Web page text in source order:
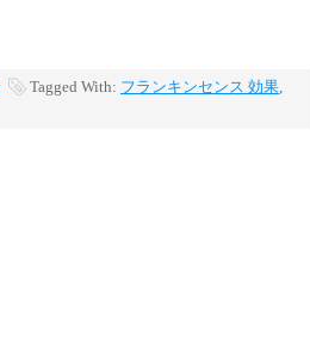
Tagged With: フランキンセンス 効果